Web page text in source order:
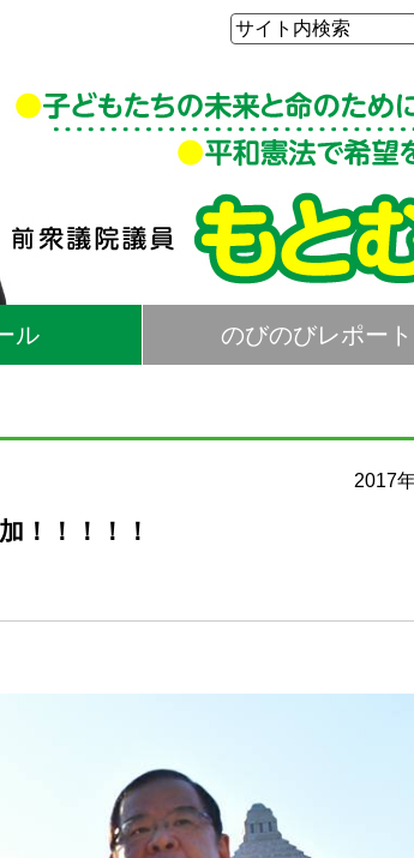
ル のびのびレポート
2017
！！！！！